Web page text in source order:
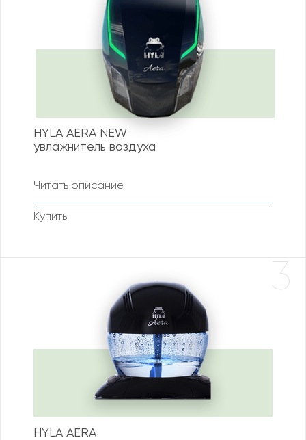
HYLA AERA NEW
увлажнитель воздуха
Читать описание
Купить
3
HYLA AERA